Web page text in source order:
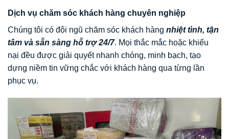
Dịch vụ chăm sóc khách hàng chuyên nghiệp
Chúng tôi có đội ngũ chăm sóc khách hàng nhiệt tình, tận
tâm và sẵn sàng hỗ trợ 24/7. Mọi thắc mắc hoặc khiếu
nại đều được giải quyết nhanh chóng, minh bạch, tạo
dựng niềm tin vững chắc với khách hàng qua từng lần
phục vụ.